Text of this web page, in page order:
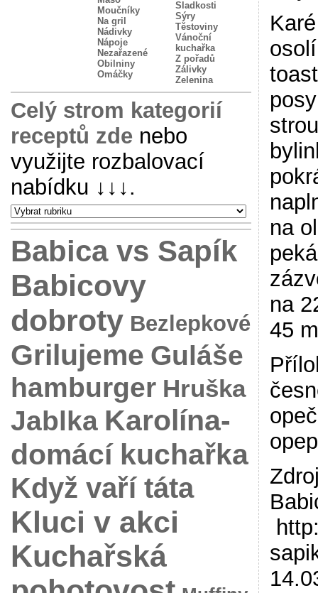
Moučníky
Na gril
Nádivky
Nápoje
Nezařazené
Obilniny
Omáčky
Sladkosti
Sýry
Těstoviny
Vánoční
kuchařka
Z pořadů
Zálivky
Zelenina
Celý strom kategorií
receptů zde nebo
využijte rozbalovací
nabídku ↓↓↓.
Babica vs Sapík
Babicovy
dobroty Bezlepkové
Grilujeme Guláše
hamburger Hruška
Jablka Karolína-
domácí kuchařka
Když vaří táta
Kluci v akci
Kuchařská
na
na
45